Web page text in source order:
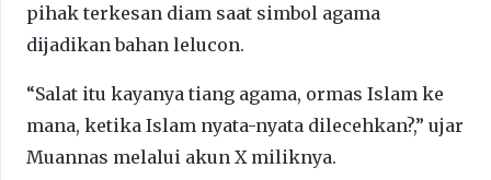
pihak terkesan diam saat simbol agama
dijadikan bahan lelucon.
“Salat itu kayanya tiang agama, ormas Islam ke
mana, ketika Islam nyata-nyata dilecehkan?,” ujar
Muannas melalui akun X miliknya.